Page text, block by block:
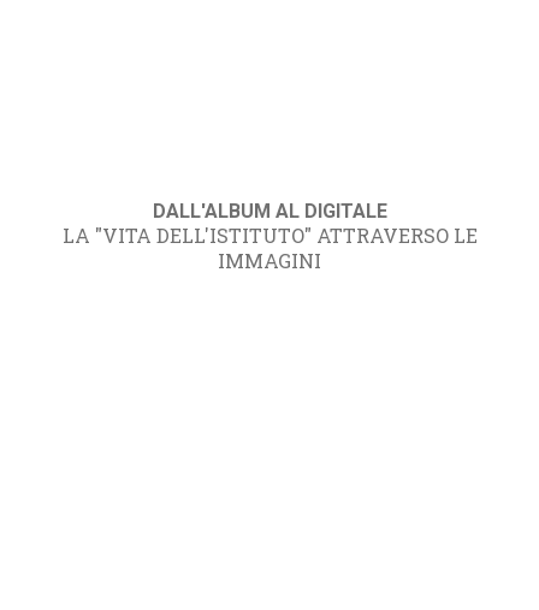
DALL'ALBUM AL DIGITALE
LA "VITA DELL'ISTITUTO" ATTRAVERSO LE
IMMAGINI